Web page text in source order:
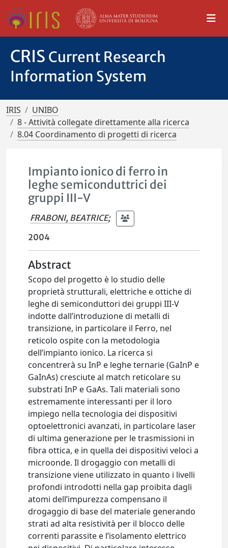
CRIS Current Research
Information System
IRIS
UNIBO
8 - Attività collegate direttamente alla ricerca
8.04 Coordinamento di progetti di ricerca
Impianto ionico di ferro in
leghe semiconduttrici dei
gruppi III-V
FRABONI, BEATRICE;
2004
Abstract
Scopo del progetto è lo studio delle
proprietà strutturali, elettriche e ottiche di
leghe di semiconduttori dei gruppi III-V
indotte dall’introduzione di metalli di
transizione, in particolare il Ferro, nel
reticolo ospite con la metodologia
dell’impianto ionico. La ricerca si
concentrerà su InP e leghe ternarie (GaInP e
GaInAs) cresciute al match reticolare su
substrati InP e GaAs. Tali materiali sono
estremamente interessanti per il loro
impiego nella tecnologia dei dispositivi
optoelettronici avanzati, in particolare laser
di ultima generazione per le trasmissioni in
fibra ottica, e in quella dei dispositivi veloci a
microonde. Il drogaggio con metalli di
transizione viene utilizzato in quanto i livelli
profondi introdotti nella gap proibita dagli
atomi dell’impurezza compensano il
drogaggio di base del materiale generando
strati ad alta resistività per il blocco delle
correnti parassite e l’isolamento elettrico